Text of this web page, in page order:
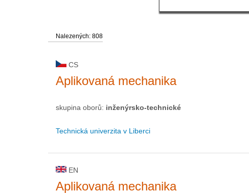
Nalezených: 808
CS
Aplikovaná mechanika
skupina oborů: inženýrsko-technické
Technická univerzita v Liberci
EN
Aplikovaná mechanika